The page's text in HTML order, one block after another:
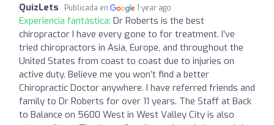
QuizLets Publicada en 1 year ago
Experiencia fantástica: Dr Roberts is the best
chiropractor I have every gone to for treatment. I’ve
tried chiropractors in Asia, Europe, and throughout the
United States from coast to coast due to injuries on
active duty. Believe me you won’t find a better
Chiropractic Doctor anywhere. I have referred friends and
family to Dr Roberts for over 11 years. The Staff at Back
to Balance on 5600 West in West Valley City is also